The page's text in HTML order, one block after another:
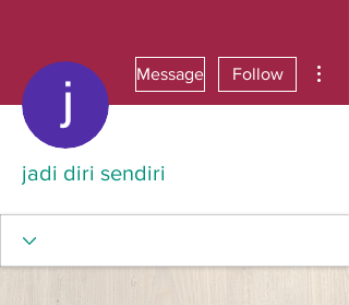
Message Follow
jadi diri sendiri